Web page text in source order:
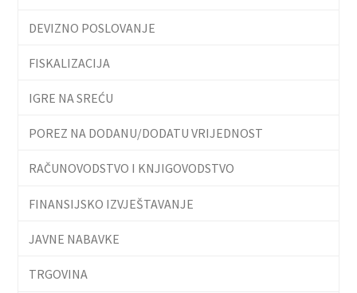
DEVIZNO POSLOVANJE
FISKALIZACIJA
IGRE NA SREĆU
POREZ NA DODANU/DODATU VRIJEDNOST
RAČUNOVODSTVO I KNJIGOVODSTVO
FINANSIJSKO IZVJEŠTAVANJE
JAVNE NABAVKE
TRGOVINA